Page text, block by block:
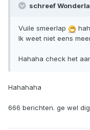
schreef
Vuile smeerlap
Ik weet niet eens
Hahaha check het
Hahahaha
666 berichten. ge wel